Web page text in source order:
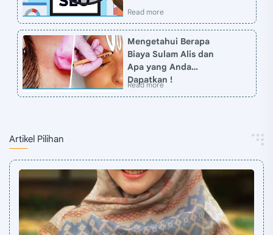
Mengetahui Berapa
Biaya Sulam Alis dan
Apa yang Anda
Dapatkan !
Artikel Pilihan